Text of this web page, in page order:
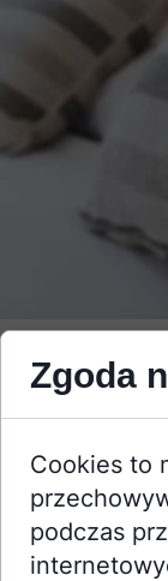
Zgoda
Cookies to
podczas